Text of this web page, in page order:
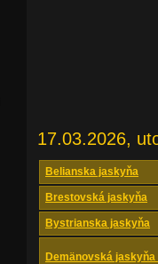
17.03.2026,
Belianska jaskyňa
Brestovská jaskyňa
Bystrianska jaskyňa
Demänovská